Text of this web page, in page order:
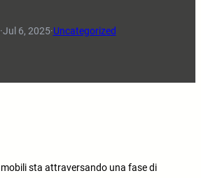
·Jul 6, 2025·Uncategorized
sta attraversando una fase di